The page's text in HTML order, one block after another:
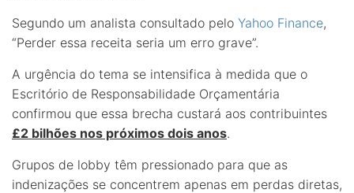
Segundo um analista consultado pelo Yahoo Finance,
“Perder essa receita seria um erro grave”.
A urgência do tema se intensifica à medida que o
Escritório de Responsabilidade Orçamentária
confirmou que essa brecha custará aos contribuintes
£2 bilhões nos próximos dois anos.
Grupos de lobby têm pressionado para que as
indenizações se concentrem apenas em perdas diretas,